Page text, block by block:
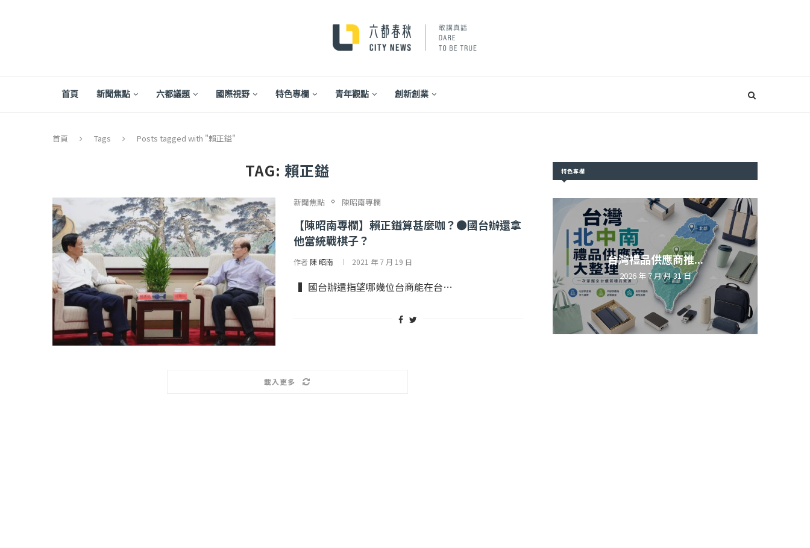
首頁 新聞焦點 六都議題 國際視野 特色專欄 青年觀點 創新創業
首頁 Tags Posts tagged with "賴正鎰"
TAG: 賴正鎰
新聞焦點 陳昭南專欄
【陳昭南專欄】賴正鎰算甚麼咖？●國台辦還拿
他當統戰棋子？
作者 陳 昭南 2021 年 7 月 19 日
▍國台辦還指望哪幾位台商能在台…
載入更多
特色專欄
評論】國民黨在...
2022 年 1 月 月 23 日
【陳昭南專欄】支...
2022 年 1 月 月 22 日
【一個律師的筆記... 台灣禮品供應商推...
2026 年 7 月 月 31 日